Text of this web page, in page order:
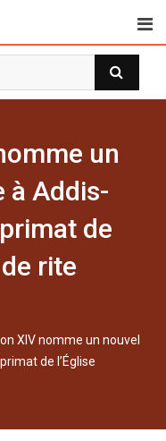
un
à Addis-
de
rite
XIV nomme un nouvel
de l’Église